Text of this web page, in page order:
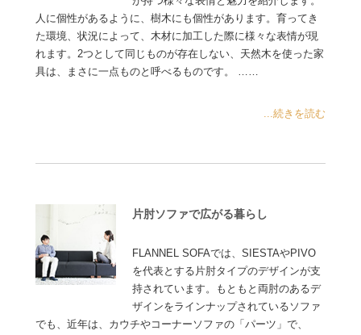
人に個性があるように、樹木にも個性があります。育ってき
た環境、状況によって、木材に加工した際に様々な表情が現
れます。2つとして同じものが存在しない、天然木を使った家
具は、まさに一点ものと呼べるものです。 ……
...続きを読む
片肘ソファで広がる暮らし
FLANNEL SOFAでは、SIESTAやPIVO
を代表とする片肘タイプのデザインが支
持されています。もともと両肘のあるデ
ザインをラインナップされているソファ
でも、近年は、カウチやコーナーソファの「パーツ」で、